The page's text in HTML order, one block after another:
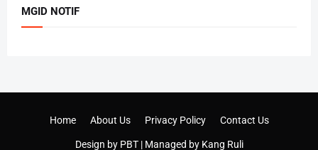
MGID NOTIF
Design by PBT| Managed by Kang Ruli
Home About Us Privacy Policy Contact Us